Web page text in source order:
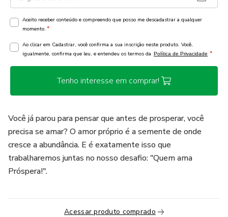
Aceito receber conteúdo e compreendo que posso me descadastrar a qualquer
momento. *
Ao clicar em Cadastrar, você confirma a sua inscrição neste produto. Você,
igualmente, confirma que leu, e entendeu os termos da Política de Privacidade *
Tenho interesse em comprar!
Você já parou para pensar que antes de prosperar, você
precisa se amar? O amor próprio é a semente de onde
cresce a abundância. E é exatamente isso que
trabalharemos juntas no nosso desafio: "Quem ama
Próspera!".
Acessar produto comprado